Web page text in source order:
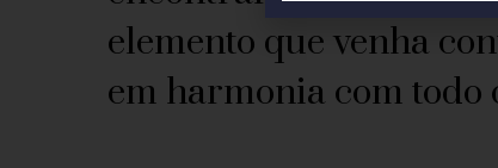
elemento que venha
em harmonia com todo